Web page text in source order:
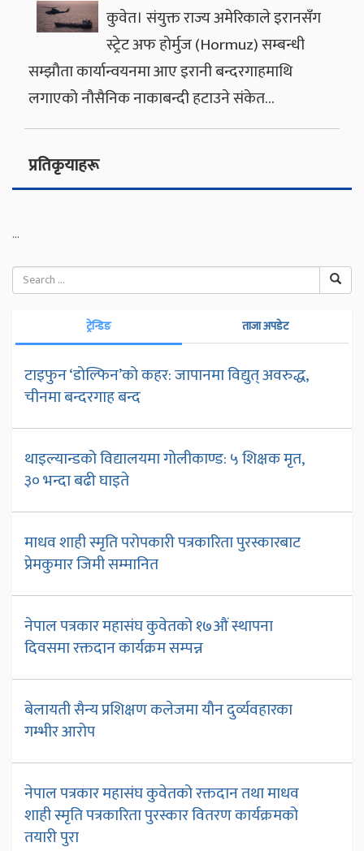
कुवेत। संयुक्त राज्य अमेरिकाले इरानसँग
स्ट्रेट अफ होर्मुज (Hormuz) सम्बन्धी
सम्झौता कार्यान्वयनमा आए इरानी बन्दरगाहमाथि
लगाएको नौसैनिक नाकाबन्दी हटाउने संकेत…
प्रतिकृयाहरू
...
ट्रेन्डिङ ताजा अपडेट
टाइफुन ‘डोल्फिन’को कहर: जापानमा विद्युत् अवरुद्ध,
चीनमा बन्दरगाह बन्द
थाइल्यान्डको विद्यालयमा गोलीकाण्ड: ५ शिक्षक मृत,
३० भन्दा बढी घाइते
माधव शाही स्मृति परोपकारी पत्रकारिता पुरस्कारबाट
प्रेमकुमार जिमी सम्मानित
नेपाल पत्रकार महासंघ कुवेतको १७औं स्थापना
दिवसमा रक्तदान कार्यक्रम सम्पन्न
बेलायती सैन्य प्रशिक्षण कलेजमा यौन दुर्व्यवहारका
गम्भीर आरोप
नेपाल पत्रकार महासंघ कुवेतको रक्तदान तथा माधव
शाही स्मृति पत्रकारिता पुरस्कार वितरण कार्यक्रमको
तयारी पुरा